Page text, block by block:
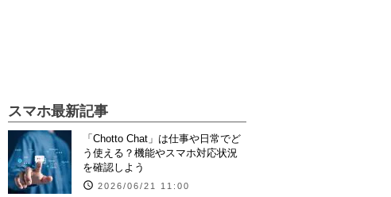
スマホ最新記事
「Chotto Chat」は仕事や日常でど
う使える？機能やスマホ対応状況
を確認しよう
2026/06/21 11:00